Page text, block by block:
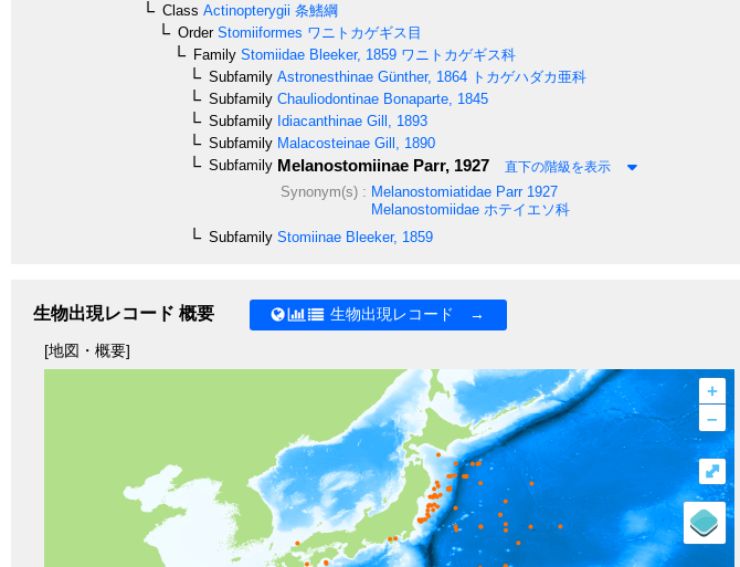
Class Actinopterygii 条鰭綱
OrderStomiiformes ワニトカゲギス目
Family Stomiidae Bleeker, 1859 ワニトカゲギス科
Subfamily Astronesthinae Günther, 1864 トカゲハダカ亜科
Subfamily Chauliodontinae Bonaparte, 1845
Subfamily Idiacanthinae Gill, 1893
Subfamily Malacosteinae Gill, 1890
Subfamily Melanostomiinae Parr, 1927 直下の階級を表示
Synonym(s) : MelanostomiatidaeParr 1927
Melanostomiidaeホテイエソ科
Subfamily Stomiinae Bleeker, 1859
生物出現レコード 概要 生物出現レコード →
[地図・概要]
+
–
⤢